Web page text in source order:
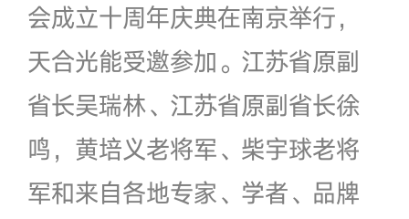
会成立十周年庆典在南京举行，
天合光能受邀参加。江苏省原副
省长吴瑞林、江苏省原副省长徐
鸣，黄培义老将军、柴宇球老将
军和来自各地专家、学者、品牌